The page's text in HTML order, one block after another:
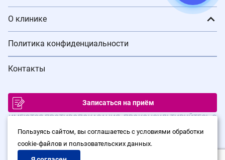
О клинике
Политика конфиденциальности
Контакты
Записаться на приём
ИМЕЮТСЯ ПРОТИВОПОКАЗАНИЯ. ПРОКОНСУЛЬТИРУЙТЕСЬ С
© Сеть клиник лазерной хирургии «Варикоза нет», 2026
Пользуясь сайтом, вы соглашаетесь с условиями обработки
cookie-файлов и пользовательских данных.